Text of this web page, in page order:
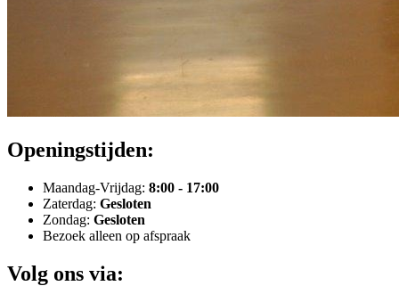
Openingstijden:
Maandag-Vrijdag: 8:00 - 17:00
Zaterdag: Gesloten
Zondag: Gesloten
Bezoek alleen op afspraak
Volg ons via: